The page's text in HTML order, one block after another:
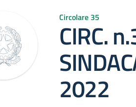
Circolare 35
CIRC.
2022